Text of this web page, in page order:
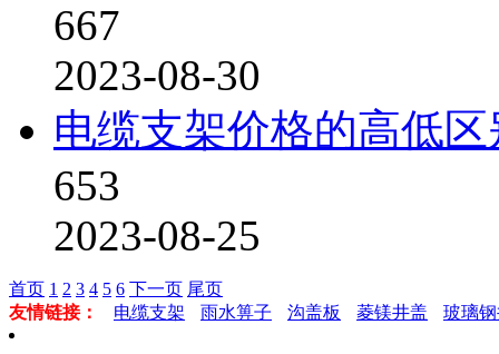
667
2023-08-30
电缆支架价格的高低区
653
2023-08-25
首页 1 2 3 4 5 6 下一页 尾页
友情链接：
电缆支架 雨水箅子 沟盖板 菱镁井盖 玻璃